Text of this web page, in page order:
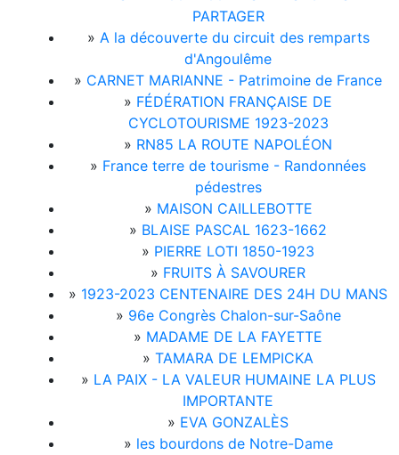
PARTAGER
» A la découverte du circuit des remparts
d'Angoulême
» CARNET MARIANNE - Patrimoine de France
» FÉDÉRATION FRANÇAISE DE
CYCLOTOURISME 1923-2023
» RN85 LA ROUTE NAPOLÉON
» France terre de tourisme - Randonnées
pédestres
» MAISON CAILLEBOTTE
» BLAISE PASCAL 1623-1662
» PIERRE LOTI 1850-1923
» FRUITS À SAVOURER
» 1923-2023 CENTENAIRE DES 24H DU MANS
» 96e Congrès Chalon-sur-Saône
» MADAME DE LA FAYETTE
» TAMARA DE LEMPICKA
» LA PAIX - LA VALEUR HUMAINE LA PLUS
IMPORTANTE
» EVA GONZALÈS
» les bourdons de Notre-Dame